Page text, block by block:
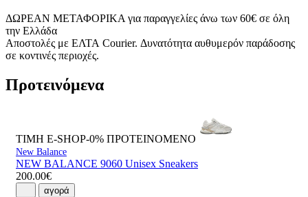
ΔΩΡΕΑΝ ΜΕΤΑΦΟΡΙΚΑ για παραγγελίες άνω των 60€ σε όλη
την Ελλάδα
Αποστολές με ΕΛΤΑ Courier. Δυνατότητα αυθυμερόν παράδοσης
σε κοντινές περιοχές.
Προτεινόμενα
ΤΙΜΗ E-SHOP-0% ΠΡΟΤΕΙΝΟΜΕΝΟ
New Balance
NEW BALANCE 9060 Unisex Sneakers
200.00€
αγορά